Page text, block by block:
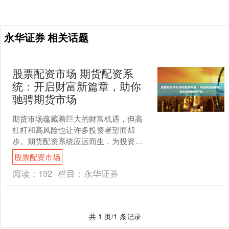
永华证券 相关话题
股票配资市场 期货配资系
统：开启财富新篇章，助你
驰骋期货市场
期货市场蕴藏着巨大的财富机遇，但高
杠杆和高风险也让许多投资者望而却
步。期货配资系统应运而生，为投资者
提供了撬动更大资金、放大收益的利
器。 1. 市场潜力巨大：我....
股票配资市场
阅读： 192 栏目： 永华证券
共 1 页/1 条记录